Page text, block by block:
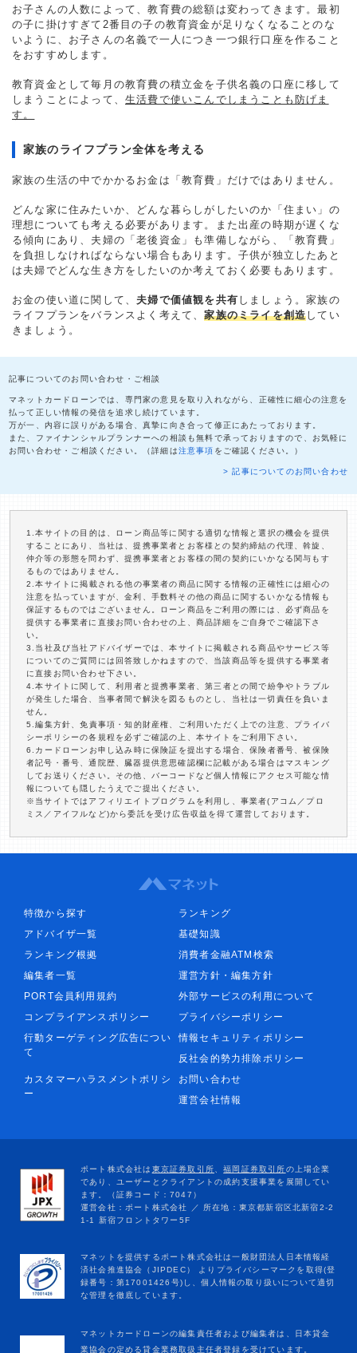
お子さんの人数によって、教育費の総額は変わってきます。最初
の子に掛けすぎて2番目の子の教育資金が足りなくなることのな
いように、お子さんの名義で一人につき一つ銀行口座を作ること
をおすすめします。
教育資金として毎月の教育費の積立金を子供名義の口座に移して
しまうことによって、 生活費で使いこんでしまうことも防げま
す。
家族のライフプラン全体を考える
家族の生活の中でかかるお金は「教育費」だけではありません。
どんな家に住みたいか、どんな暮らしがしたいのか「住まい」の
理想についても考える必要があります。また出産の時期が遅くな
る傾向にあり、夫婦の「老後資金」も準備しながら、「教育費」
を負担しなければならない場合もあります。子供が独立したあと
は夫婦でどんな生き方をしたいのか考えておく必要もあります。
お金の使い道に関して、夫婦で価値観を共有 しましょう。家族の
ライフプランをバランスよく考えて、家族のミライを創造してい
きましょう。
記事についてのお問い合わせ・ご相談
マネットカードローンでは、専門家の意見を取り入れながら、正確性に細心の注意を
払って正しい情報の発信を追求し続けています。
万が一、内容に誤りがある場合、真摯に向き合って修正にあたっております。
また、ファイナンシャルプランナーへの相談も無料で承っておりますので、お気軽に
お問い合わせ・ご相談ください。（詳細は注意事項 をご確認ください。）
> 記事についてのお問い合わせ
1.本サイトの目的は、ローン商品等に関する適切な情報と選択の機会を提供
することにあり、当社は、提携事業者とお客様との契約締結の代理、斡旋、
仲介等の形態を問わず、提携事業者とお客様の間の契約にいかなる関与もす
るものではありません。
2.本サイトに掲載される他の事業者の商品に関する情報の正確性には細心の
注意を払っていますが、金利、手数料その他の商品に関するいかなる情報も
保証するものではございません。ローン商品をご利用の際には、必ず商品を
提供する事業者に直接お問い合わせの上、商品詳細をご自身でご確認下さ
い。
3.当社及び当社アドバイザーでは、本サイトに掲載される商品やサービス等
についてのご質問には回答致しかねますので、当該商品等を提供する事業者
に直接お問い合わせ下さい。
4.本サイトに関して、利用者と提携事業者、第三者との間で紛争やトラブル
が発生した場合、当事者間で解決を図るものとし、当社は一切責任を負いま
せん。
5.編集方針、免責事項・知的財産権、ご利用いただく上での注意、プライバ
シーポリシーの各規程を必ずご確認の上、本サイトをご利用下さい。
6.カードローンお申し込み時に保険証を提出する場合、保険者番号、被保険
者記号・番号、通院歴、臓器提供意思確認欄に記載がある場合はマスキング
してお送りください。その他、バーコードなど個人情報にアクセス可能な情
報についても隠したうえでご提出ください。
※当サイトではアフィリエイトプログラムを利用し、事業者(アコム／プロ
ミス／アイフルなど)から委託を受け広告収益を得て運営しております。
特徴から探す
ランキング
アドバイザ一覧
基礎知識
ランキング根拠
消費者金融ATM検索
編集者一覧
運営方針・編集方針
PORT会員利用規約
外部サービスの利用について
コンプライアンスポリシー
プライバシーポリシー
行動ターゲティング広告につい
て
情報セキュリティポリシー
反社会的勢力排除ポリシー
カスタマーハラスメントポリシ
ー
お問い合わせ
運営会社情報
マネットカードローンの編集責任者および編集者は、日本貸金
業協会の定める貸金業務取扱主任者登録を受けています。